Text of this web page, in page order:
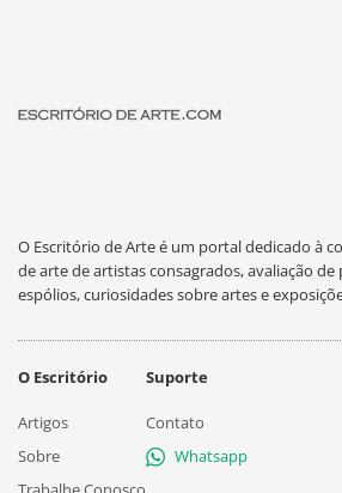
O Escritório de Arte é um portal dedicado à
de arte de artistas consagrados, avaliação
espólios, curiosidades sobre artes e
O Escritório
Artigos
Sobre
Suporte
Contato
Whatsapp